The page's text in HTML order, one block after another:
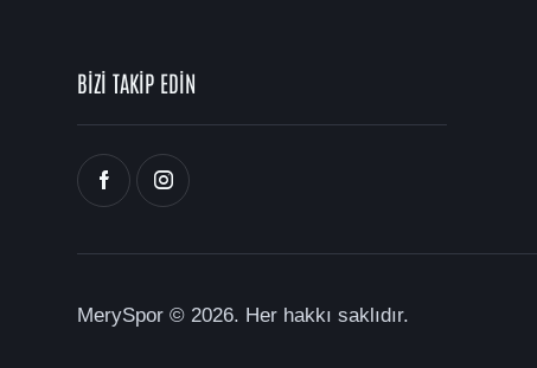
BİZİ TAKİP EDİN
MerySpor © 2026. Her hakkı saklıdır.